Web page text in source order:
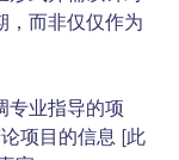
，而非仅仅作为
专业指导的项
项目的信息 [此